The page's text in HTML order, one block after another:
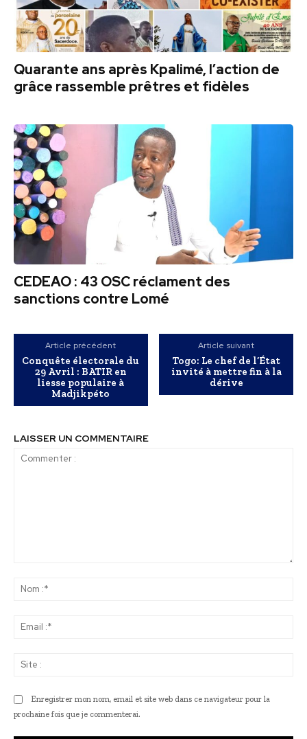
Quarante ans après Kpalimé, l’action de
grâce rassemble prêtres et fidèles
CEDEAO : 43 OSC réclament des
sanctions contre Lomé
Article précédent
Conquête électorale du
29 Avril : BATIR en
liesse populaire à
Madjikpéto
Article suivant
Togo: Le chef de l’État
invité à mettre fin à la
dérive
LAISSER UN COMMENTAIRE
Enregistrer mon nom, email et site web dans ce navigateur pour la
prochaine fois que je commenterai.